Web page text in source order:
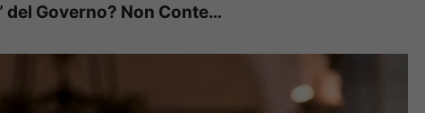
del Governo? Non Conte…